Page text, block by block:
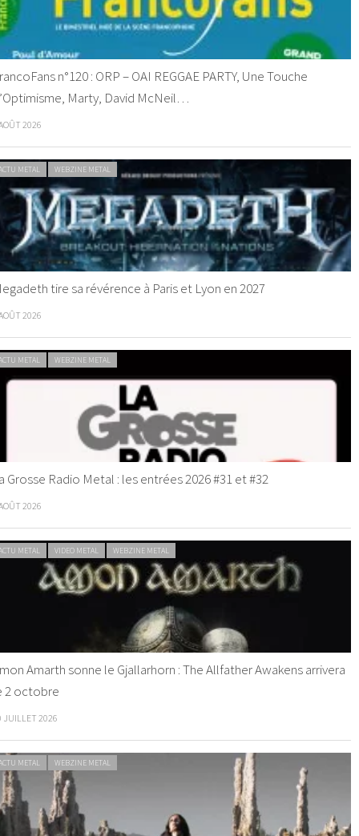
n°120 : ORP – OAI REGGAE PARTY, Une Touche
Marty, David McNeil…
2026
METAL WEBZINE METAL
tire sa révérence à Paris et Lyon en 2027
2026
METAL WEBZINE METAL
Grosse Radio Metal : les entrées 2026 #31 et #32
2026
METAL VIDEO METAL WEBZINE METAL
Amarth sonne le Gjallarhorn : The Allfather Awakens arrivera
2 octobre
JUILLET 2026
METAL WEBZINE METAL